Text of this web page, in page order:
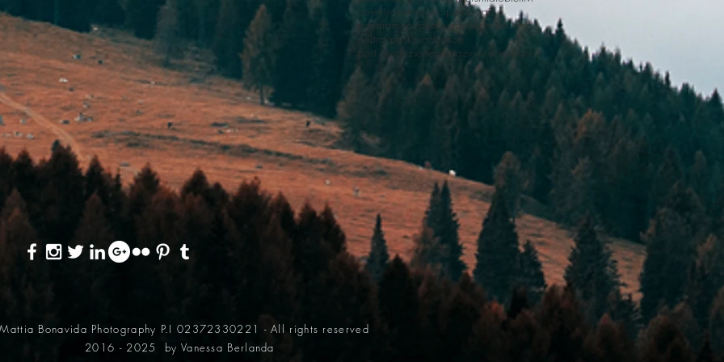
obiettivo osimo otticipaesaggi
panoramapc photography
portafiltri
portraitpost production
post produzioneprestazionirecensioni
Bonavida Photography P.I 02372330221 - All rights reserved
2016 - 2025 by Vanessa Berlanda